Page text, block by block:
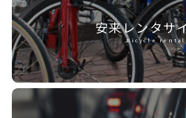
安来レンタサ
Bicycle rental